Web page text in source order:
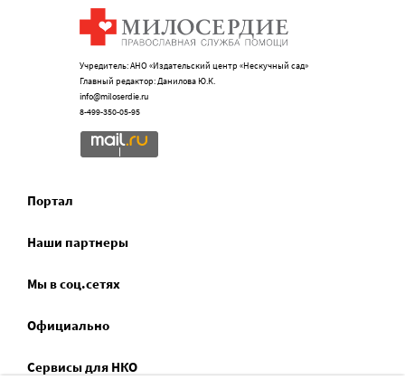
Учредитель: АНО «Издательский центр «Нескучный сад»
Главный редактор: Данилова Ю.К.
info@miloserdie.ru
8-499-350-05-95
Портал
Наши партнеры
Мы в соц.сетях
Официально
Сервисы для НКО